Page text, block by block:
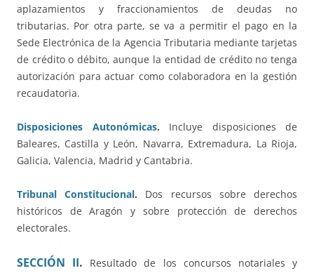
aplazamientos y fraccionamientos de deudas no
tributarias. Por otra parte, se va a permitir el pago en la
Sede Electrónica de la Agencia Tributaria mediante tarjetas
de crédito o débito, aunque la entidad de crédito no tenga
autorización para actuar como colaboradora en la gestión
recaudatoria.
Disposiciones Autonómicas. Incluye disposiciones de
Baleares, Castilla y León, Navarra, Extremadura, La Rioja,
Galicia, Valencia, Madrid y Cantabria.
Tribunal Constitucional. Dos recursos sobre derechos
históricos de Aragón y sobre protección de derechos
electorales.
SECCIÓN II.
Resultado de los concursos notariales y